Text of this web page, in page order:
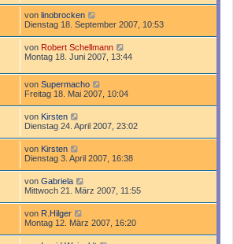
von linobrocken
Dienstag 18. September 2007, 10:53
von Robert Schellmann
Montag 18. Juni 2007, 13:44
von Supermacho
Freitag 18. Mai 2007, 10:04
von Kirsten
Dienstag 24. April 2007, 23:02
von Kirsten
Dienstag 3. April 2007, 16:38
von Gabriela
Mittwoch 21. März 2007, 11:55
von R.Hilger
Montag 12. März 2007, 16:20